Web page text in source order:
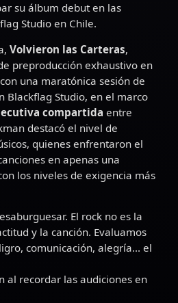
su álbum debut en las
Studio en Chile.
Volvieron las Carteras,
preproducción exhaustivo en
una maratónica sesión de
Blackflag Studio, en el marco
compartida entre
destacó el nivel de
quienes enfrentaron el
en apenas una
los niveles de exigencia más
El rock no es la
y la canción. Evaluamos
comunicación, alegría... el
al recordar las audiciones en